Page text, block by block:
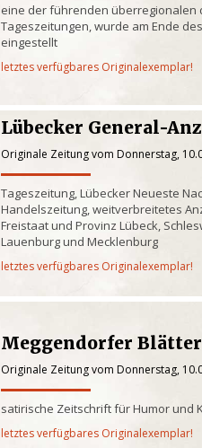
eine der führenden überregionalen
Tageszeitungen, wurde am Ende
eingestellt
letztes verfügbares Originalexemplar!
Lübecker General-
Originale Zeitung vom Donnerstag,
Tageszeitung, Lübecker Neueste
Handelszeitung, weitverbreitetes
Freistaat und Provinz Lübeck,
Lauenburg und Mecklenburg
letztes verfügbares Originalexemplar!
Meggendorfer Blätter
Originale Zeitung vom Donnerstag,
satirische Zeitschrift für Humor und
letztes verfügbares Originalexemplar!